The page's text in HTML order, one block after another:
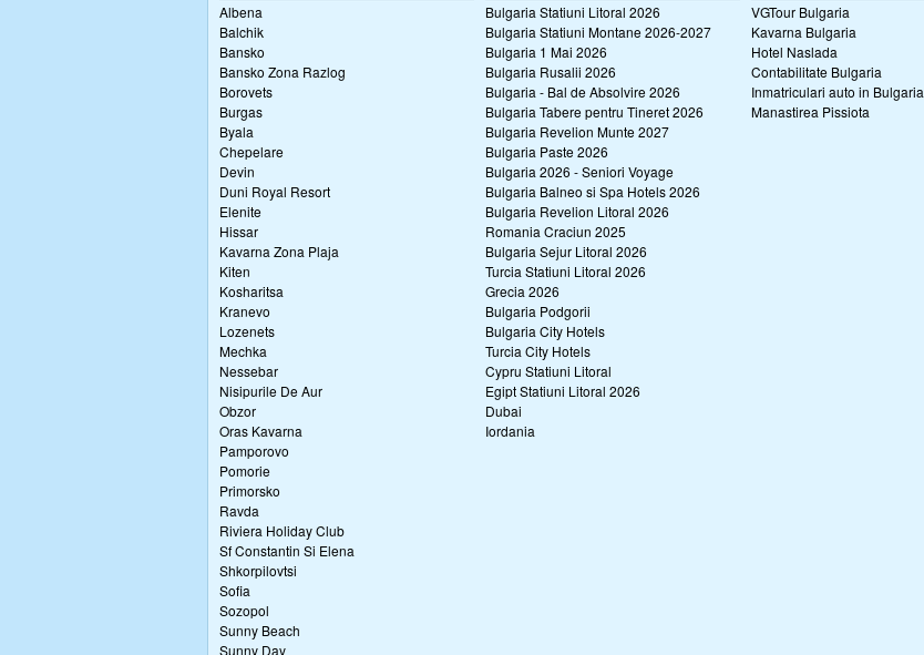
Albena
Balchik
Bansko
Bansko Zona Razlog
Borovets
Burgas
Byala
Chepelare
Devin
Duni Royal Resort
Elenite
Hissar
Kavarna Zona Plaja
Kiten
Kosharitsa
Kranevo
Lozenets
Mechka
Nessebar
Nisipurile De Aur
Obzor
Oras Kavarna
Pamporovo
Pomorie
Primorsko
Ravda
Riviera Holiday Club
Sf Constantin Si Elena
Shkorpilovtsi
Sofia
Sozopol
Sunny Beach
Sunny Day
Bulgaria Statiuni Litoral 2026
Bulgaria Statiuni Montane 2026-2027
Bulgaria 1 Mai 2026
Bulgaria Rusalii 2026
Bulgaria - Bal de Absolvire 2026
Bulgaria Tabere pentru Tineret 2026
Bulgaria Revelion Munte 2027
Bulgaria Paste 2026
Bulgaria 2026 - Seniori Voyage
Bulgaria Balneo si Spa Hotels 2026
Bulgaria Revelion Litoral 2026
Romania Craciun 2025
Bulgaria Sejur Litoral 2026
Turcia Statiuni Litoral 2026
Grecia 2026
Bulgaria Podgorii
Bulgaria City Hotels
Turcia City Hotels
Cypru Statiuni Litoral
Egipt Statiuni Litoral 2026
Dubai
Iordania
VGTour Bulgaria
Kavarna Bulgaria
Hotel Naslada
Contabilitate Bulgaria
Inmatriculari auto in Bulgaria
Manastirea Pissiota